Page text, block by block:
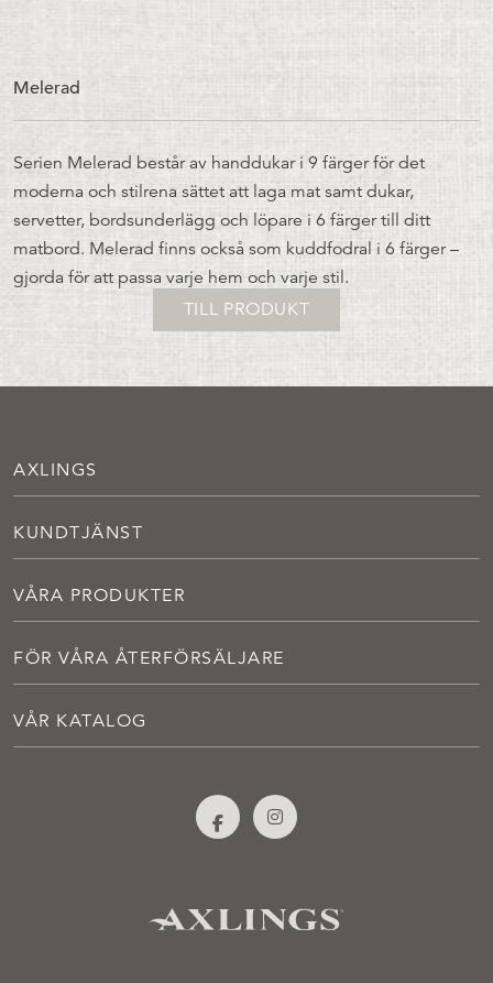
Melerad
Serien Melerad består av handdukar i 9 färger för det
moderna och stilrena sättet att laga mat samt dukar,
servetter, bordsunderlägg och löpare i 6 färger till ditt
matbord. Melerad finns också som kuddfodral i 6 färger –
gjorda för att passa varje hem och varje stil.
TILL PRODUKT
AXLINGS
KUNDTJÄNST
VÅRA PRODUKTER
FÖR VÅRA ÅTERFÖRSÄLJARE
VÅR KATALOG